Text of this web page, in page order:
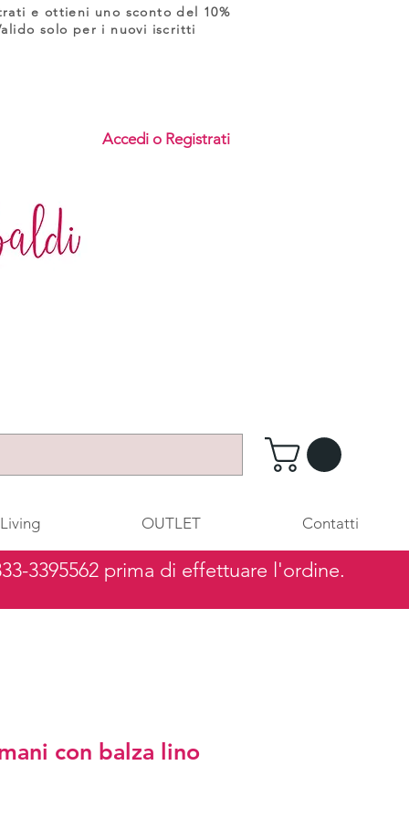
e ottieni uno sconto del 10%
solo per i nuovi iscritti
Accedi o Registrati
Living OUTLET Contatti
3395562 prima di effettuare l'ordine.
con balza lino